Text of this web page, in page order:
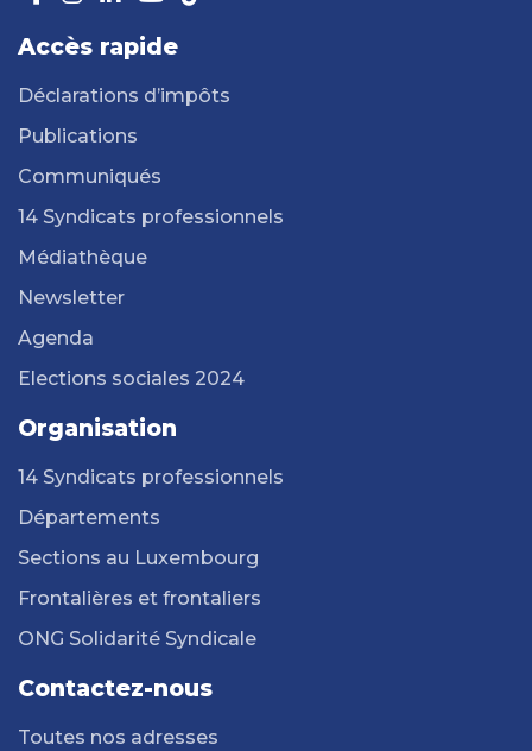
Accès rapide
Déclarations d’impôts
Publications
Communiqués
14 Syndicats professionnels
Médiathèque
Newsletter
Agenda
Elections sociales 2024
Organisation
14 Syndicats professionnels
Départements
Sections au Luxembourg
Frontalières et frontaliers
ONG Solidarité Syndicale
Contactez-nous
Toutes nos adresses